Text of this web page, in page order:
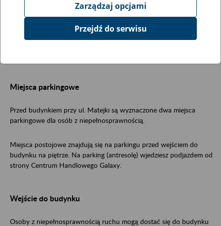
ubezpieczone, lekarze. Załatwisz w nich także sprawy emerytalno-
rentowe i zasiłkowe.
Miejsca parkingowe
Przed budynkiem przy ul. Matejki są wyznaczone dwa miejsca
parkingowe dla osób z niepełnosprawnością.
Miejsca postojowe znajdują się na parkingu przed wejściem do
budynku na piętrze. Na parking (antresolę) wjedziesz podjazdem od
strony Centrum Handlowego Galaxy.
Wejście do budynku
Osoby z niepełnosprawnością ruchu mogą dostać się do budynku
Zarządzaj opcjami
Przejdź do serwisu